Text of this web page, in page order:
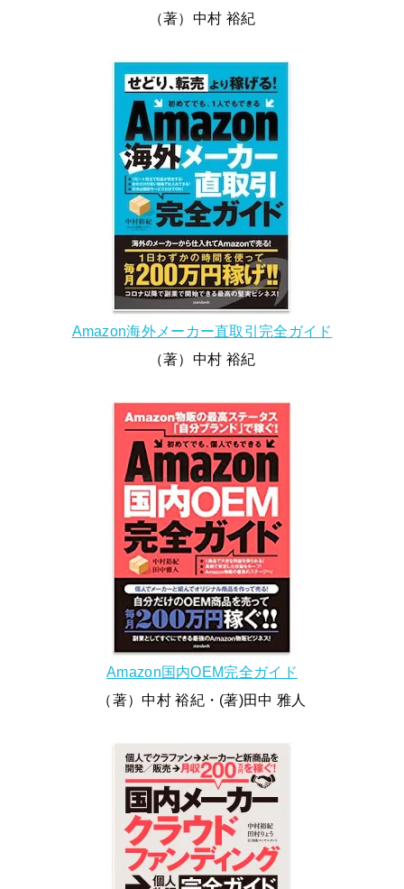
（著）中村 裕紀
Amazon海外メーカー直取引完全ガイド
（著）中村 裕紀
Amazon国内OEM完全ガイド
（著）中村 裕紀・(著)田中 雅人